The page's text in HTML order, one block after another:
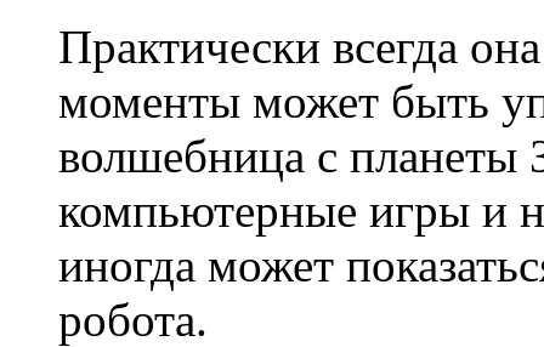
Практически всегда
моменты может быть
волшебница с планеты
компьютерные игры и
иногда может
робота.